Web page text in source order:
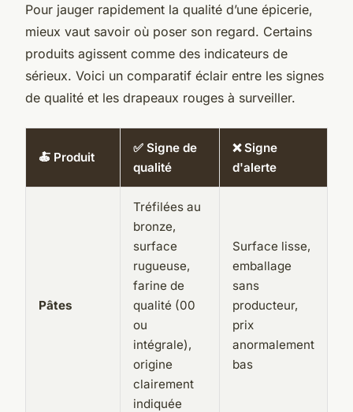
Pour jauger rapidement la qualité d’une épicerie,
mieux vaut savoir où poser son regard. Certains
produits agissent comme des indicateurs de
sérieux. Voici un comparatif éclair entre les signes
de qualité et les drapeaux rouges à surveiller.
🍝 Produit
✅ Signe de
qualité
❌ Signe
d'alerte
Pâtes
Tréfilées au
bronze,
surface
rugueuse,
farine de
qualité (00
ou
intégrale),
origine
clairement
indiquée
Surface lisse,
emballage
sans
producteur,
prix
anormalement
bas